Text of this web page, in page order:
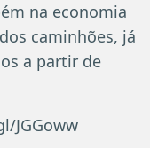
na economia
caminhões, já
a partir de
JGGoww